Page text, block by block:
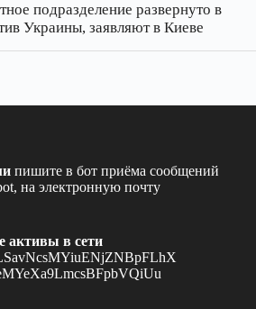
подразделение развернуто в
Украины, заявляют в Киеве
пишите в бот приёма сообщений
, на электронную почту
активы в сети